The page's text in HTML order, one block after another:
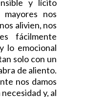
y lícito
nos
alivien, nos
fácilmente
lo emocional
solo con un
de aliento.
nos damos
y, al